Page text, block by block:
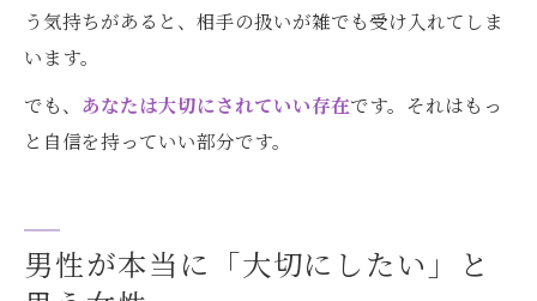
う気持ちがあると、相手の扱いが雑でも受け入れてしま
います。
でも、 あなたは大切にされていい存在です。それはもっ
と自信を持っていい部分です。
男性が本当に「大切にしたい」と